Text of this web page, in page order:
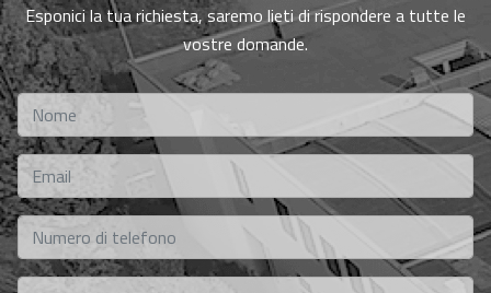
Esponici la tua richiesta, saremo lieti di rispondere a tutte le
vostre domande.